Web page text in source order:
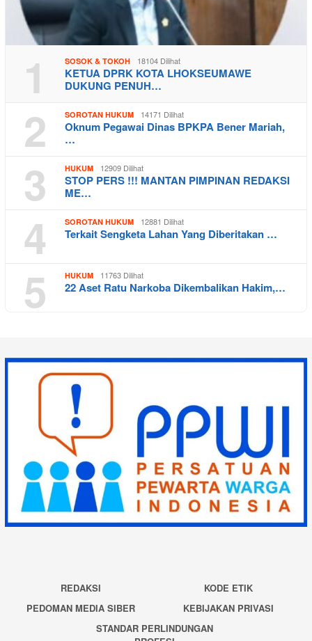
1 SOSOK & TOKOH 18104 Dilihat
KETUA DPRK KOTA LHOKSEUMAWE
DUKUNG PENUH…
2 SOROTAN HUKUM 14171 Dilihat
Oknum Pegawai Dinas BPKPA Bener Mariah,
…
3 HUKUM 12909 Dilihat
STOP PERS !!! MANTAN PIMPINAN REDAKSI
ME…
4 SOROTAN HUKUM 12881 Dilihat
Terkait Sengketa Lahan Yang Diberitakan …
5 HUKUM 11763 Dilihat
22 Aset Ratu Narkoba Dikembalikan Hakim,…
REDAKSI
KODE ETIK
PEDOMAN MEDIA SIBER
KEBIJAKAN PRIVASI
STANDAR PERLINDUNGAN